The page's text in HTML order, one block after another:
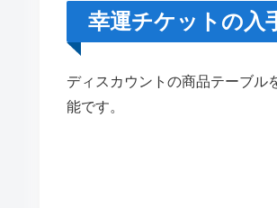
幸運チケットの入
ディスカウントの商品テーブル
能です。